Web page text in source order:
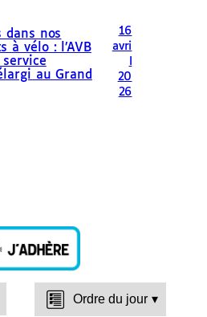
dans nos
à vélo : l’AVB
au Grand
16
avri
20
26
Ordre du jour ▾